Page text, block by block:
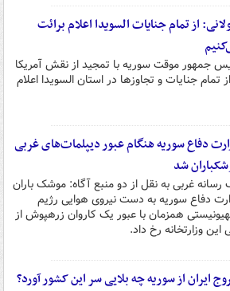
از تمام جنایات السویدا اعلام برائت
جمهور موقت سوریه با تمجید از نقش آمریکا
جنایات و تجاوزها در استان السویدا اعلام
دفاع سوریه هنگام عبور دیپلمات‌های غربی
شد
رسانه غربی به نقل از دو منبع آگاه: موشک باران
دفاع سوریه به دست نیروی هوایی رژیم
همزمان با عبور یک کاروان زرهپوش از
وزارتخانه رخ داد.
ایران از سوریه چه بلایی سر این کشور آورد؟